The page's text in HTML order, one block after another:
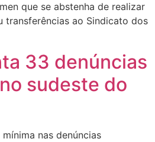
que se abstenha de realizar
transferências ao Sindicato dos
33 denúncias
sudeste do
nas denúncias